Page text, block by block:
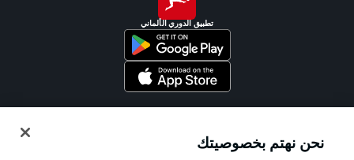
تطبيق الدوري الألماني
نحن نهتم بخصوصيتك